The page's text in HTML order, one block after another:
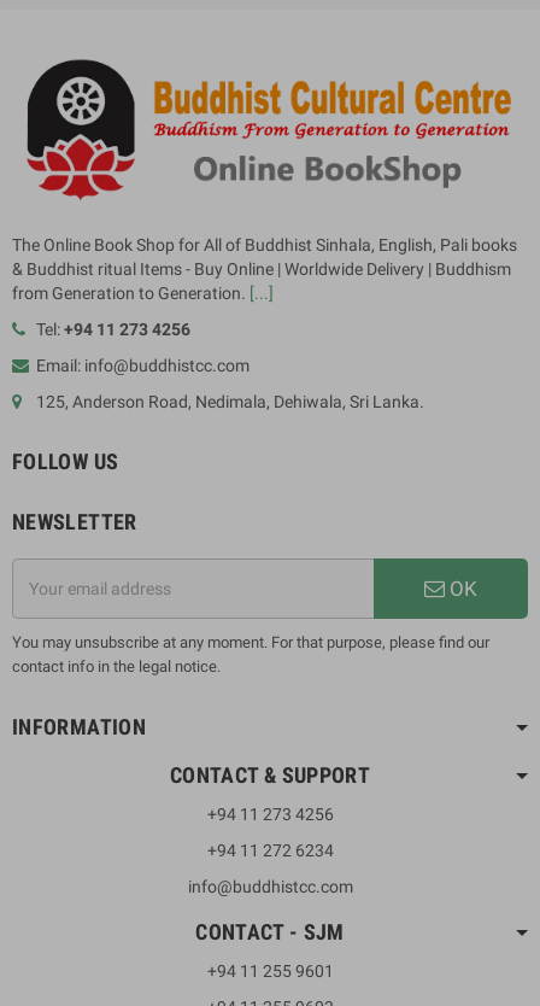
The Online Book Shop for All of Buddhist Sinhala, English, Pali books
& Buddhist ritual Items - Buy Online | Worldwide Delivery | Buddhism
from Generation to Generation. [...]
Tel:+94 11 273 4256
Email: info@buddhistcc.com
125, Anderson Road, Nedimala, Dehiwala, Sri Lanka.
FOLLOW US
NEWSLETTER
OK
You may unsubscribe at any moment. For that purpose, please find our
contact info in the legal notice.
INFORMATION
CONTACT & SUPPORT
+94 11 273 4256
+94 11 272 6234
info@buddhistcc.com
CONTACT - SJM
+94 11 255 9601